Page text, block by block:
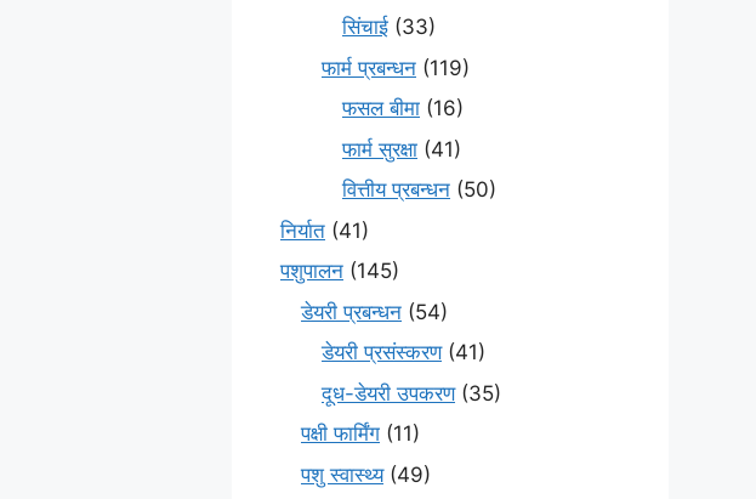
सिंचाई (33)
फार्म प्रबन्धन (119)
फसल बीमा (16)
फार्म सुरक्षा (41)
वित्तीय प्रबन्धन (50)
निर्यात (41)
पशुपालन (145)
डेयरी प्रबन्धन (54)
डेयरी प्रसंस्करण(41)
दूध-डेयरी उपकरण(35)
पक्षी फार्मिंग (11)
पशु स्वास्थ्य(49)